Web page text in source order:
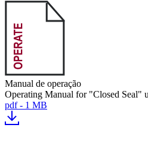
Manual de operação
Operating Manual for "Closed Seal"
pdf - 1 MB